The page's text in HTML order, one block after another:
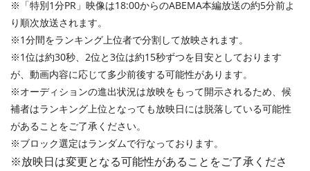
※「特別1分PR」映像は18:00からのABEMA本編放送の約5分前よ
り順次放送されます。
※1分間をランキング上位者で分割して放映されます。
※1位は約30秒、2位と3位は約15秒ずつを目安としております
が、動画内容に応じて多少前後する可能性があります。
※オーディションの進出状況は放映をもって開示されるため、候
補者はランキング上位となっても放映日には脱落している可能性
があることをご了承ください。
※ブロック選定はランダムで行なっております。
※放映日は変更となる可能性があることをご了承くださ